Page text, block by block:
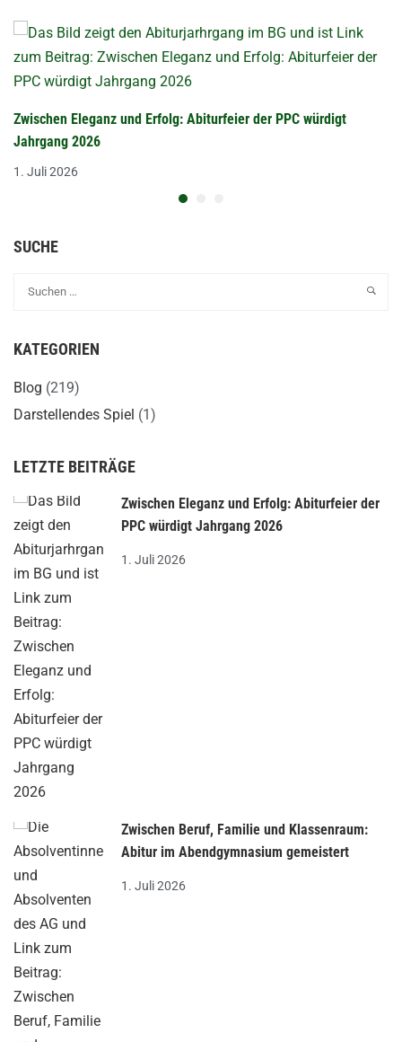
Zwischen Eleganz und Erfolg: Abiturfeier der PPC würdigt
Jahrgang 2026
1. Juli 2026
SUCHE
KATEGORIEN
Blog (219)
Darstellendes Spiel (1)
LETZTE BEITRÄGE
Zwischen Eleganz und Erfolg: Abiturfeier der
PPC würdigt Jahrgang 2026
1. Juli 2026
Zwischen Beruf, Familie und Klassenraum:
Abitur im Abendgymnasium gemeistert
1. Juli 2026